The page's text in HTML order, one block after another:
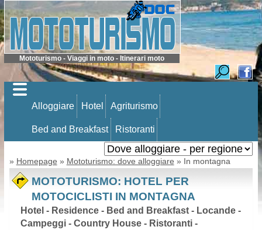
Mototurismo - Viaggi in moto - Itinerari moto
Alloggiare Hotel Agriturismo
Bed and Breakfast Ristoranti
» Homepage » Mototurismo: dove alloggiare » In montagna
MOTOTURISMO: HOTEL PER
MOTOCICLISTI IN MONTAGNA
Hotel - Residence - Bed and Breakfast - Locande -
Campeggi - Country House - Ristoranti -